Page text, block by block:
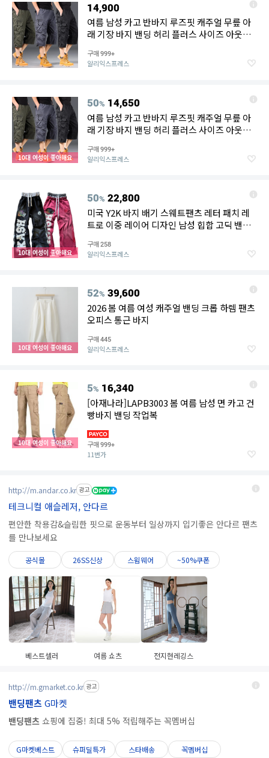
14,900
여름 남성 카고 반바지 루즈핏 캐주얼 무릎 아
래 기장 바지 밴딩 허리 플러스 사이즈 아웃도
구매999+
알리익스프레스
10대 여성이 좋아해요
50% 14,650
여름 남성 카고 반바지 루즈핏 캐주얼 무릎 아
래 기장 바지 밴딩 허리 플러스 사이즈 아웃도
구매999+
알리익스프레스
10대 여성이 좋아해요
50% 22,800
미국 Y2K 바지 배기 스웨트팬츠 레터 패치 레
트로 이중 레이어 디자인 남성 힙합 고딕 밴딩
구매258
알리익스프레스
10대 여성이 좋아해요
52% 39,600
2026 봄 여름 여성 캐주얼 밴딩 크롭 하렘 팬츠
오피스 통근 바지
구매445
알리익스프레스
10대 여성이 좋아해요
5% 16,340
[아재나라]LAPB3003 봄 여름 남성 면 카고 건
빵바지 밴딩 작업복
구매999+
11번가
http://m.andar.co.kr 광고
테크니컬 애슬레저, 안다르
편안한 착용감&슬림한 핏으로 운동부터 일상까지 입기좋은 안다르 팬츠
를 만나보세요
공식몰 26SS신상 스윔웨어 ~50%쿠폰
베스트셀러 여름 쇼츠 전지현레깅스
http://m.gmarket.co.kr 광고
밴딩팬츠G마켓
밴딩팬츠 쇼핑에 집중! 최대 5% 적립해주는 꼭멤버십
G마켓베스트 슈퍼딜특가 스타배송 꼭멤버십